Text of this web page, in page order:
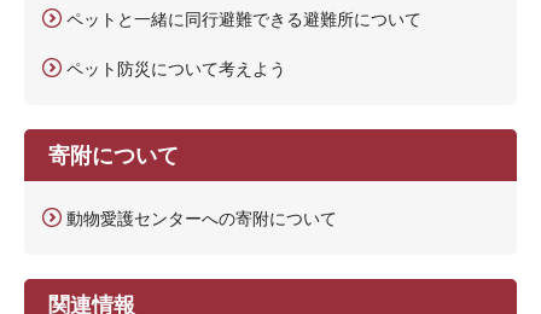
ペットと一緒に同行避難できる避難所について
ペット防災について考えよう
寄附について
動物愛護センターへの寄附について
関連情報